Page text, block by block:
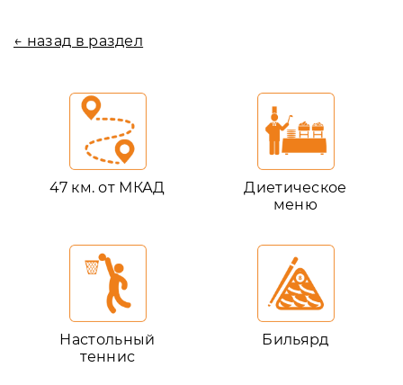
← назад в раздел
47 км. от МКАД
Диетическое
меню
Настольный
теннис
Бильярд